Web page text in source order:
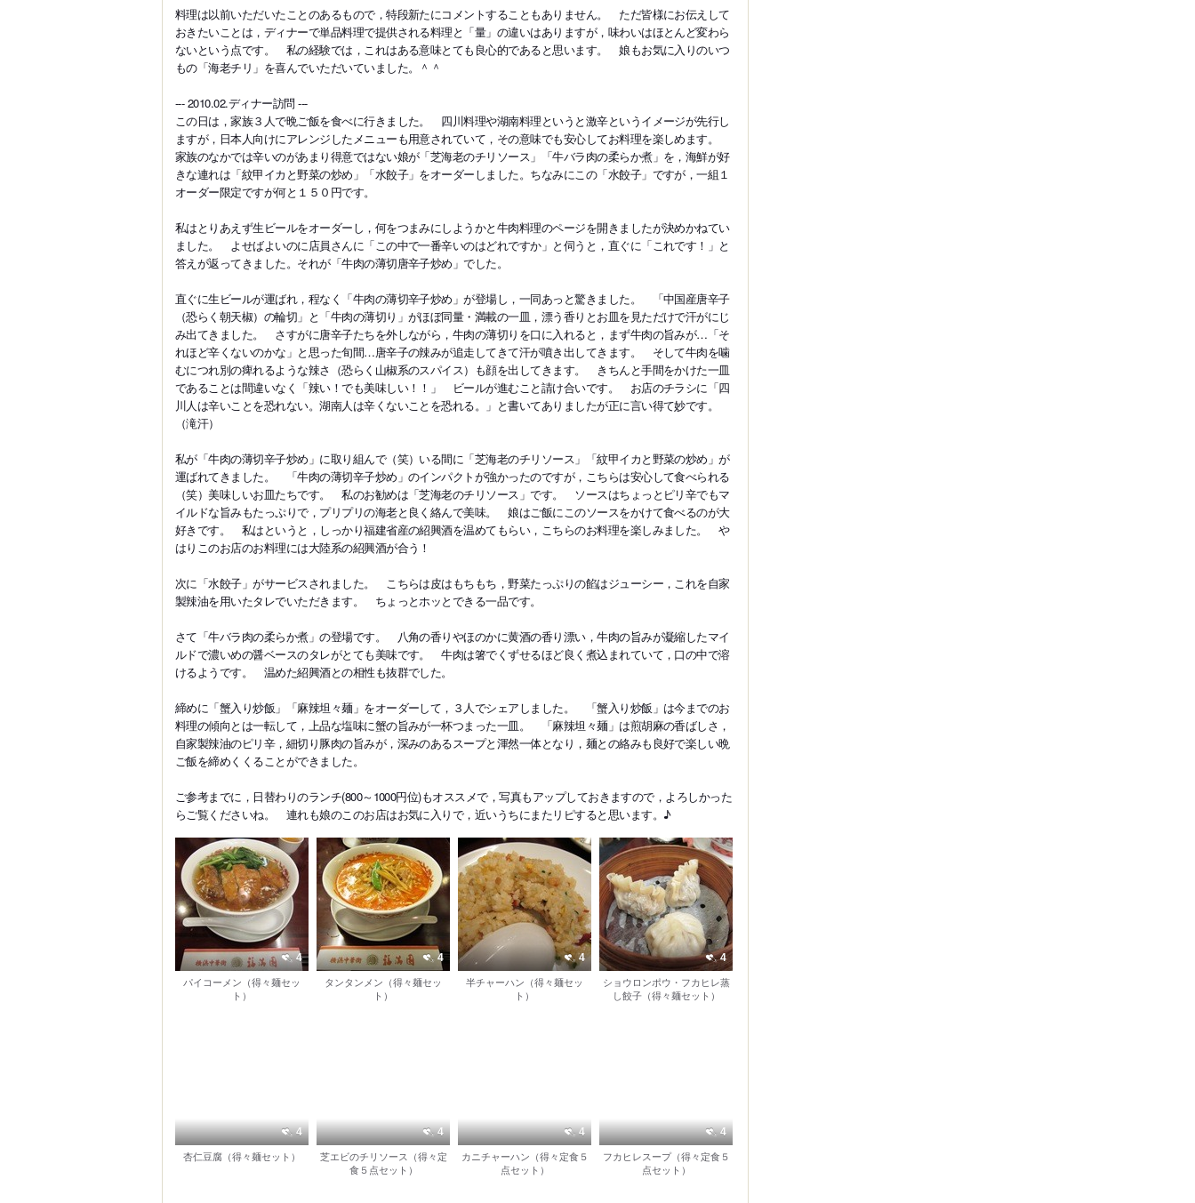
料理は以前いただいたことのあるもので，特段新たにコメントすることもありません。 ただ皆様にお伝えして
おきたいことは，ディナーで単品料理で提供される料理と「量」の違いはありますが，味わいはほとんど変わら
ないという点です。 私の経験では，これはある意味とても良心的であると思います。 娘もお気に入りのいつ
もの「海老チリ」を喜んでいただいていました。＾＾
--- 2010.02.ディナー訪問 ---
この日は，家族３人で晩ご飯を食べに行きました。 四川料理や湖南料理というと激辛というイメージが先行し
ますが，日本人向けにアレンジしたメニューも用意されていて，その意味でも安心してお料理を楽しめます。
家族のなかでは辛いのがあまり得意ではない娘が「芝海老のチリソース」「牛バラ肉の柔らか煮」を，海鮮が好
きな連れは「紋甲イカと野菜の炒め」「水餃子」をオーダーしました。ちなみにこの「水餃子」ですが，一組１
オーダー限定ですが何と１５０円です。
私はとりあえず生ビールをオーダーし，何をつまみにしようかと牛肉料理のページを開きましたが決めかねてい
ました。 よせばよいのに店員さんに「この中で一番辛いのはどれですか」と伺うと，直ぐに「これです！」と
答えが返ってきました。それが「牛肉の薄切唐辛子炒め」でした。
直ぐに生ビールが運ばれ，程なく「牛肉の薄切辛子炒め」が登場し，一同あっと驚きました。 「中国産唐辛子
（恐らく朝天椒）の輪切」と「牛肉の薄切り」がほぼ同量・満載の一皿，漂う香りとお皿を見ただけで汗がにじ
み出てきました。 さすがに唐辛子たちを外しながら，牛肉の薄切りを口に入れると，まず牛肉の旨みが…「そ
れほど辛くないのかな」と思った旬間…唐辛子の辣みが追走してきて汗が噴き出してきます。 そして牛肉を噛
むにつれ別の痺れるような辣さ（恐らく山椒系のスパイス）も顔を出してきます。 きちんと手間をかけた一皿
であることは間違いなく「辣い！でも美味しい！！」 ビールが進むこと請け合いです。 お店のチラシに「四
川人は辛いことを恐れない。湖南人は辛くないことを恐れる。」と書いてありましたが正に言い得て妙です。
（滝汗）
私が「牛肉の薄切辛子炒め」に取り組んで（笑）いる間に「芝海老のチリソース」「紋甲イカと野菜の炒め」が
運ばれてきました。 「牛肉の薄切辛子炒め」のインパクトが強かったのですが，こちらは安心して食べられる
（笑）美味しいお皿たちです。 私のお勧めは「芝海老のチリソース」です。 ソースはちょっとピリ辛でもマ
イルドな旨みもたっぷりで，プリプリの海老と良く絡んで美味。 娘はご飯にこのソースをかけて食べるのが大
好きです。 私はというと，しっかり福建省産の紹興酒を温めてもらい，こちらのお料理を楽しみました。 や
はりこのお店のお料理には大陸系の紹興酒が合う！
次に「水餃子」がサービスされました。 こちらは皮はもちもち，野菜たっぷりの餡はジューシー，これを自家
製辣油を用いたタレでいただきます。 ちょっとホッとできる一品です。
さて「牛バラ肉の柔らか煮」の登場です。 八角の香りやほのかに黄酒の香り漂い，牛肉の旨みが凝縮したマイ
ルドで濃いめの醤ベースのタレがとても美味です。 牛肉は箸でくずせるほど良く煮込まれていて，口の中で溶
けるようです。 温めた紹興酒との相性も抜群でした。
締めに「蟹入り炒飯」「麻辣坦々麺」をオーダーして，３人でシェアしました。 「蟹入り炒飯」は今までのお
料理の傾向とは一転して，上品な塩味に蟹の旨みが一杯つまった一皿。 「麻辣坦々麺」は煎胡麻の香ばしさ，
自家製辣油のピリ辛，細切り豚肉の旨みが，深みのあるスープと渾然一体となり，麺との絡みも良好で楽しい晩
ご飯を締めくくることができました。
ご参考までに，日替わりのランチ(800～1000円位)もオススメで，写真もアップしておきますので，よろしかった
らご覧くださいね。 連れも娘のこのお店はお気に入りで，近いうちにまたリピすると思います。♪
4
パイコーメン（得々麺セッ
ト）
4
タンタンメン（得々麺セッ
ト）
4
半チャーハン（得々麺セッ
ト）
4
ショウロンポウ・フカヒレ蒸
し餃子（得々麺セット）
4
杏仁豆腐（得々麺セット）
4
芝エビのチリソース（得々定
食５点セット）
4
カニチャーハン（得々定食５
点セット）
4
フカヒレスープ（得々定食５
点セット）